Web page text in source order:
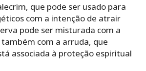
que pode ser usado para
com a intenção de atrair
pode ser misturada com a
com a arruda, que
associada à proteção espiritual